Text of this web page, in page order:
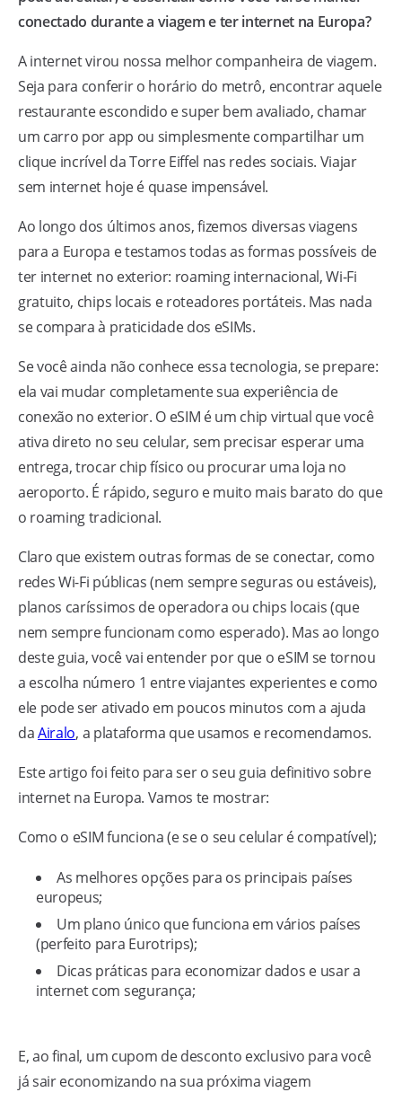
conectado durante a viagem e ter internet na Europa?
A internet virou nossa melhor companheira de viagem.
Seja para conferir o horário do metrô, encontrar aquele
restaurante escondido e super bem avaliado, chamar
um carro por app ou simplesmente compartilhar um
clique incrível da Torre Eiffel nas redes sociais. Viajar
sem internet hoje é quase impensável.
Ao longo dos últimos anos, fizemos diversas viagens
para a Europa e testamos todas as formas possíveis de
ter internet no exterior: roaming internacional, Wi-Fi
gratuito, chips locais e roteadores portáteis. Mas nada
se compara à praticidade dos eSIMs.
Se você ainda não conhece essa tecnologia, se prepare:
ela vai mudar completamente sua experiência de
conexão no exterior. O eSIM é um chip virtual que você
ativa direto no seu celular, sem precisar esperar uma
entrega, trocar chip físico ou procurar uma loja no
aeroporto. É rápido, seguro e muito mais barato do que
o roaming tradicional.
Claro que existem outras formas de se conectar, como
redes Wi-Fi públicas (nem sempre seguras ou estáveis),
planos caríssimos de operadora ou chips locais (que
nem sempre funcionam como esperado). Mas ao longo
deste guia, você vai entender por que o eSIM se tornou
a escolha número 1 entre viajantes experientes e como
ele pode ser ativado em poucos minutos com a ajuda
daAiralo, a plataforma que usamos e recomendamos.
Este artigo foi feito para ser o seu guia definitivo sobre
internet na Europa. Vamos te mostrar:
Como o eSIM funciona (e se o seu celular é compatível);
As melhores opções para os principais países
europeus;
Um plano único que funciona em vários países
(perfeito para Eurotrips);
Dicas práticas para economizar dados e usar a
internet com segurança;
E, ao final, um cupom de desconto exclusivo para você
já sair economizando na sua próxima viagem